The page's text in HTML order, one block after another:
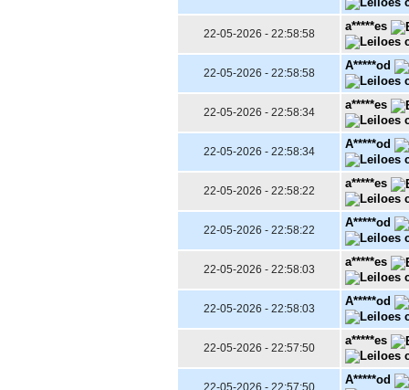
22-05-2026 - 22:58:58
a*****es
22-05-2026 - 22:58:58
A*****od
22-05-2026 - 22:58:34
a*****es
22-05-2026 - 22:58:34
A*****od
22-05-2026 - 22:58:22
a*****es
22-05-2026 - 22:58:22
A*****od
22-05-2026 - 22:58:03
a*****es
22-05-2026 - 22:58:03
A*****od
22-05-2026 - 22:57:50
a*****es
22-05-2026 - 22:57:50
A*****od